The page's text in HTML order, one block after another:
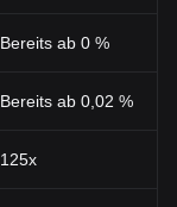
Bereits ab 0 %
Bereits ab 0,02 %
125x